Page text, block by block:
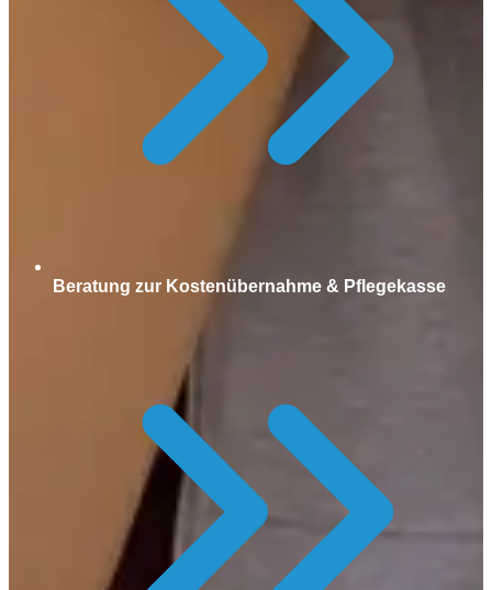
Beratung zur Kostenübernahme & Pflegekasse